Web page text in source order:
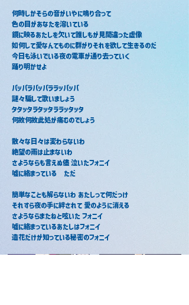
何時しかそらの音がいやに鳴り合って
色の目があなたを溶いている
鏡に映るあたしを欠いて誰しもが見間違った虚像
如何して愛なんてものに群がりそれを欲して生きるのだ
今日も泳いでいる夜の電車が通り去っていく
踊り明かせよ
パッパラパッパララッパッパ
謎々騙して歌いましょう
タタッタラタッタララッタッタ
何故何故此処が痛むのでしょう
散々な日々は変わらないわ
絶望の雨は止まないわ
さようならも言えぬ儘 泣いたフォニイ
嘘に絡まっている　ただ
簡単なことも解らないわ あたしって何だっけ
それすら夜の手に絆されて 愛のように消える
さようならまたねと呟いた フォニイ
嘘に絡まっているあたしはフォニイ
造花だけが知っている秘密のフォニイ